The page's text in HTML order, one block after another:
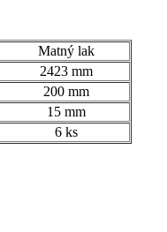
Matný lak
2423 mm
200 mm
15 mm
6 ks